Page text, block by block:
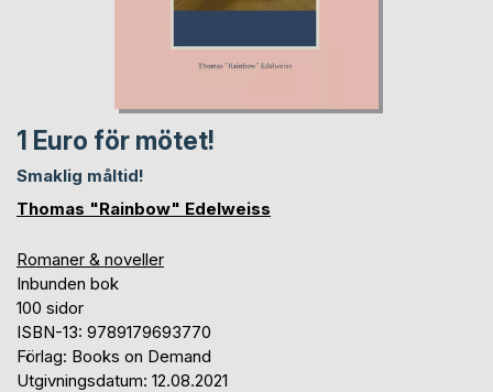
1 Euro för mötet!
Smaklig måltid!
Thomas "Rainbow" Edelweiss
Romaner & noveller
Inbunden bok
100 sidor
ISBN-13: 9789179693770
Förlag: Books on Demand
Utgivningsdatum: 12.08.2021